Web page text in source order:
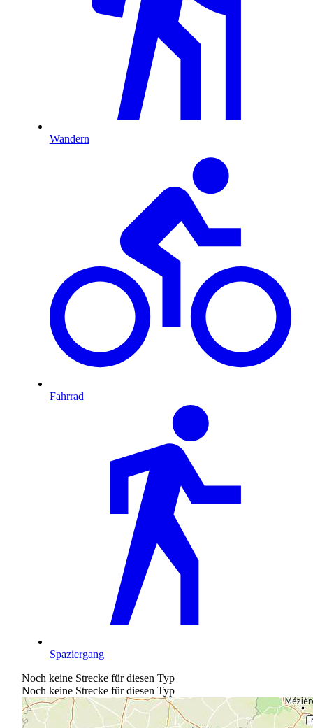
Wandern
Fahrrad
Spaziergang
Noch keine Strecke für diesen Typ
Noch keine Strecke für diesen Typ